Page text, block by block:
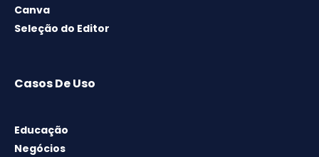
Canva
Seleção do Editor
Casos De Uso
Educação
Negócios